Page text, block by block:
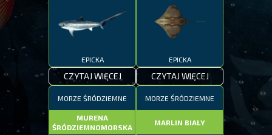
EPICKA
CZYTAJ WIĘCEJ
EPICKA
CZYTAJ WIĘCEJ
MORZE ŚRÓDZIEMNE
MURENA
ŚRÓDZIEMNOMORSKA
MORZE ŚRÓDZIEMNE
MARLIN BIAŁY